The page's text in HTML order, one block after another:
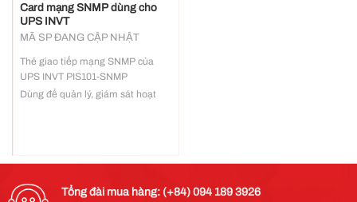
Card mạng SNMP dùng cho
UPS INVT
MÃ SP ĐANG CẬP NHẬT
Thẻ giao tiếp mạng SNMP của
UPS INVT PIS101-SNMP
Dùng để quản lý, giám sát hoạt
Tổng đài mua hàng: (+84) 094 189 3926